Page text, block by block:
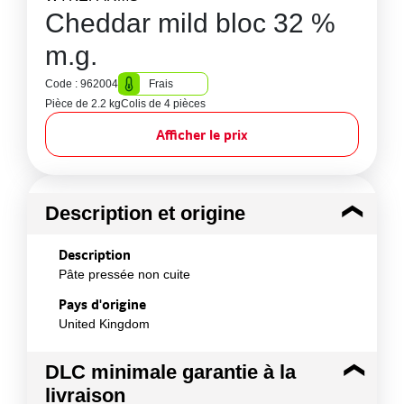
Cheddar mild bloc 32 %
m.g.
Code : 962004
Frais
Pièce de 2.2 kgColis de 4 pièces
Afficher le prix
Description et origine
Description
Pâte pressée non cuite
Pays d'origine
United Kingdom
DLC minimale garantie à la
livraison